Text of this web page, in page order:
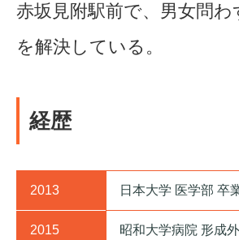
赤坂見附駅前で、男女問
を解決している。
経歴
2013 日本大学 医学部 卒
2015 昭和大学病院 形成